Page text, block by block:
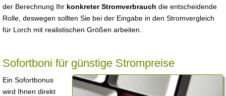
der Berechnung Ihr konkreter Stromverbrauch die entscheidende
Rolle, deswegen sollten Sie bei der Eingabe in den Stromvergleich
für Lorch mit realistischen Größen arbeiten.
Sofortboni für günstige Strompreise
Ein Sofortbonus
wird Ihnen direkt